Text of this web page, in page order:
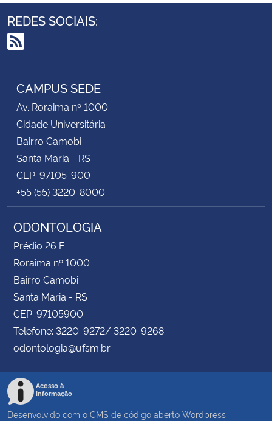
REDES SOCIAIS:
RSS
CAMPUS SEDE
Av. Roraima nº 1000
Cidade Universitária
Bairro Camobi
Santa Maria - RS
CEP: 97105-900
+55 (55) 3220-8000
ODONTOLOGIA
Prédio 26 F
Roraima nº 1000
Bairro Camobi
Santa Maria - RS
CEP: 97105900
Telefone: 3220-9272/ 3220-9268
odontologia@ufsm.br
Acesso à
Informação
Desenvolvido com o CMS de código aberto Wordpress